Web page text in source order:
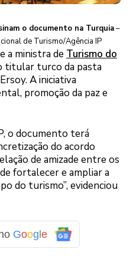
o documento na Turquia–
de Turismo/Agência IP
a ministra de Turismo do
titular turco da pasta
A iniciativa
promoção da paz e
o documento terá
do acordo
de amizade entre os
fortalecer e ampliar a
do turismo”, evidenciou
Google